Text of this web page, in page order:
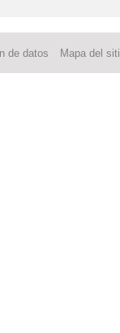
de datos Mapa del